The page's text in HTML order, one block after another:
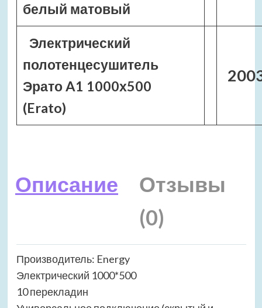
белый матовый
Электрический
полотенцесушитель
Эрато A1 1000х500
(Erato)
Описание
Отзывы
(0)
Производитель: Energy
Электрический 1000*500
10 перекладин